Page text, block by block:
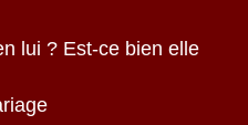
lui ? Est-ce bien elle